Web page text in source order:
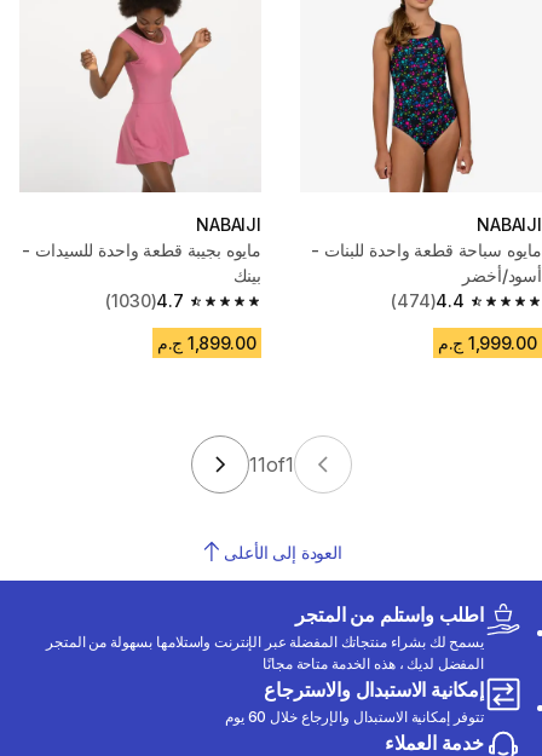
NABAIJI
مايوه سباحة قطعة واحدة للبنات -
أسود/أخضر
4.4
4.4 out of 5 stars from 474 reviews
(474)
1,999.00 ج.م
NABAIJI
مايوه بجيبة قطعة واحدة للسيدات -
بينك
4.7
4.7 out of 5 stars from 1030 reviews
(1030)
1,899.00 ج.م
1
of
11
العودة إلى الأعلى
اطلب واستلم من المتجر
يسمح لك بشراء منتجاتك المفضلة عبر الإنترنت واستلامها بسهولة من المتجر
المفضل لديك ، هذه الخدمة متاحة مجانًا
إمكانية الاستبدال والاسترجاع
تتوفر إمكانية الاستبدال والإرجاع خلال 60 يوم
خدمة العملاء